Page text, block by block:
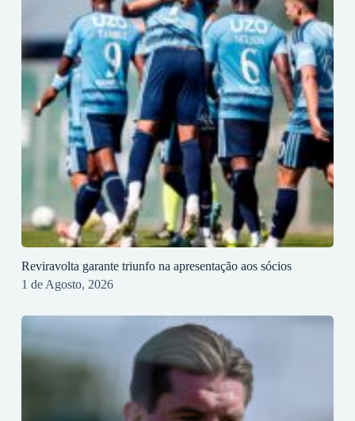
Reviravolta garante triunfo na apresentação aos sócios
1 de Agosto, 2026